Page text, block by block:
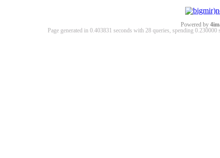
Powered by
Page generated in 0.403831 seconds with 28 queries, spending